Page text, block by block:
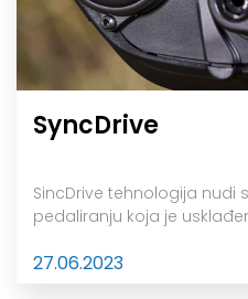
SyncDrive
SincDrive tehnologija
pedaliranju koja je
27.06.2023